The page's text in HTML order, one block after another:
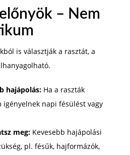
– Nem
is választják a rasztát, a
hajápolás: Ha a raszták
igényelnek napi fésülést vagy
meg: Kevesebb hajápolási
pl. fésűk, hajformázók,